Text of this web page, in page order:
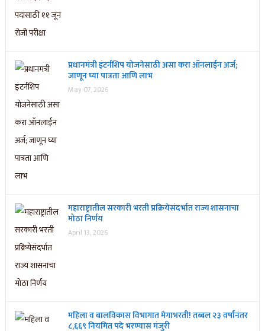
प्रधानमंत्री इंटर्नशिप योजनेसाठी असा करा ऑनलाईन अर्ज;
जाणून घ्या पात्रता आणि लाभ
May 07, 2026
महाराष्ट्रातील सरकारी भरती प्रक्रियेसंदर्भात राज्य शासनाचा
मोठा निर्णय
April 13, 2026
महिला व बालविकास विभागात मेगाभरती! तब्बल २३ वर्षांनंतर
८,६६९ नियमित पदे भरण्यास मंजुरी